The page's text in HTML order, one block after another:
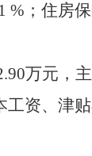
%； 住房
万元，
资、津